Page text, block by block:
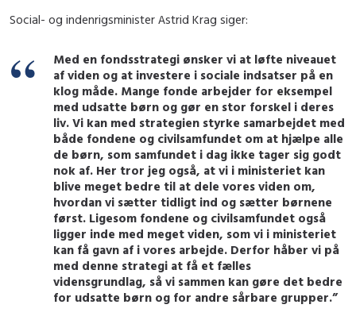
Social- og indenrigsminister Astrid Krag siger:
Med en fondsstrategi ønsker vi at løfte niveauet
af viden og at investere i sociale indsatser på en
klog måde. Mange fonde arbejder for eksempel
med udsatte børn og gør en stor forskel i deres
liv. Vi kan med strategien styrke samarbejdet med
både fondene og civilsamfundet om at hjælpe alle
de børn, som samfundet i dag ikke tager sig godt
nok af. Her tror jeg også, at vi i ministeriet kan
blive meget bedre til at dele vores viden om,
hvordan vi sætter tidligt ind og sætter børnene
først. Ligesom fondene og civilsamfundet også
ligger inde med meget viden, som vi i ministeriet
kan få gavn af i vores arbejde. Derfor håber vi på
med denne strategi at få et fælles
vidensgrundlag, så vi sammen kan gøre det bedre
for udsatte børn og for andre sårbare grupper.”